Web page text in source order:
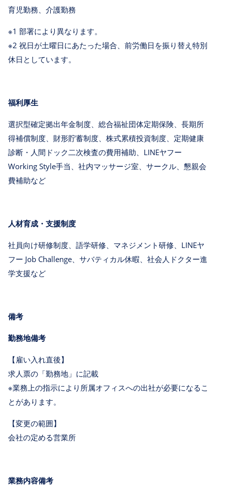
育児勤務、介護勤務
※1 部署により異なります。
※2 祝日が土曜日にあたった場合、前労働日を振り替え特別
休日としています。
福利厚生
選択型確定拠出年金制度、総合福祉団体定期保険、長期所
得補償制度、財形貯蓄制度、株式累積投資制度、定期健康
診断・人間ドック二次検査の費用補助、LINEヤフー
Working Style手当、社内マッサージ室、サークル、懇親会
費補助など
人材育成・支援制度
社員向け研修制度、語学研修、マネジメント研修、LINEヤ
フー Job Challenge、サバティカル休暇、社会人ドクター進
学支援など
備考
勤務地備考
【雇い入れ直後】
求人票の「勤務地」に記載
※業務上の指示により所属オフィスへの出社が必要になるこ
とがあります。
【変更の範囲】
会社の定める営業所
業務内容備考